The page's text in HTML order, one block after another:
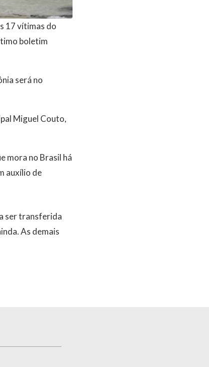
17 vítimas do
boletim
será no
Miguel Couto,
mora no Brasil há
auxílio de
ser transferida
As demais